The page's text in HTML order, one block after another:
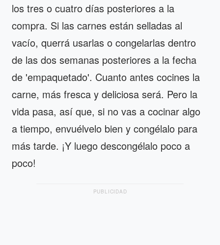
los tres o cuatro días posteriores a la
compra. Si las carnes están selladas al
vacío, querrá usarlas o congelarlas dentro
de las dos semanas posteriores a la fecha
de 'empaquetado'. Cuanto antes cocines la
carne, más fresca y deliciosa será. Pero la
vida pasa, así que, si no vas a cocinar algo
a tiempo, envuélvelo bien y congélalo para
más tarde. ¡Y luego descongélalo poco a
poco!
PUBLICIDAD